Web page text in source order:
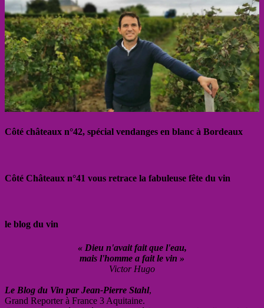
Côté châteaux n°42, spécial vendanges en blanc à Bordeaux
Côté Châteaux n°41 vous retrace la fabuleuse fête du vin
le blog du vin
« Dieu n'avait fait que l'eau,
mais l'homme a fait le vin »
Victor Hugo
Le Blog du Vin par Jean-Pierre Stahl,
Grand Reporter à France 3 Aquitaine.